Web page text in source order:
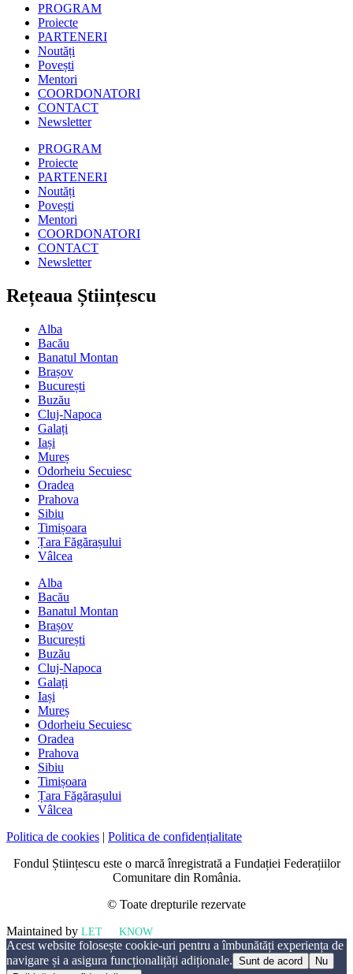
PROGRAM
Proiecte
PARTENERI
Noutăți
Povești
Mentori
COORDONATORI
CONTACT
Newsletter
PROGRAM
Proiecte
PARTENERI
Noutăți
Povești
Mentori
COORDONATORI
CONTACT
Newsletter
Rețeaua Științescu
Alba
Bacău
Banatul Montan
Brașov
București
Buzău
Cluj-Napoca
Galați
Iași
Mureș
Odorheiu Secuiesc
Oradea
Prahova
Sibiu
Timișoara
Țara Făgărașului
Vâlcea
Alba
Bacău
Banatul Montan
Brașov
București
Buzău
Cluj-Napoca
Galați
Iași
Mureș
Odorheiu Secuiesc
Oradea
Prahova
Sibiu
Timișoara
Țara Făgărașului
Vâlcea
Politica de cookies | Politica de confidențialitate
Fondul Științescu este o marcă înregistrată a Fundației Federațiilor
Comunitare din România.
© Toate drepturile rezervate
Maintained by LET KNOW
Acest website folosește cookie-uri pentru a îmbunătăți experiența de
navigare și a asigura funcționalițăți adiționale. Sunt de acord
Nu